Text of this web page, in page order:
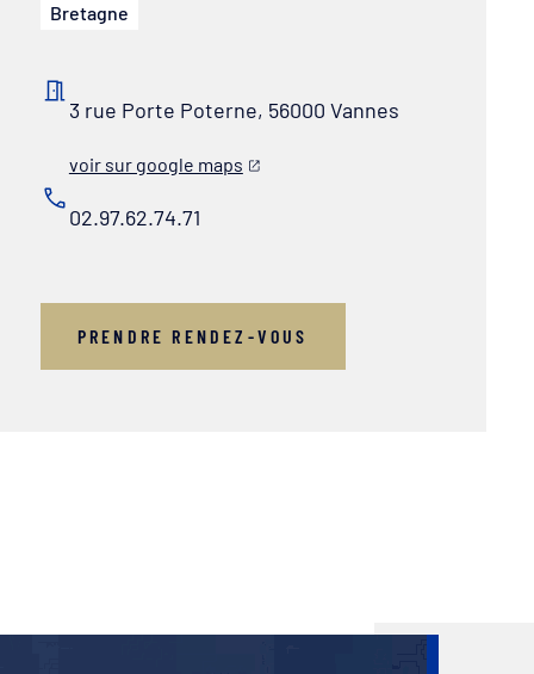
Bretagne
3 rue Porte Poterne, 56000 Vannes
voir sur google maps
02.97.62.74.71
PRENDRE RENDEZ-VOUS